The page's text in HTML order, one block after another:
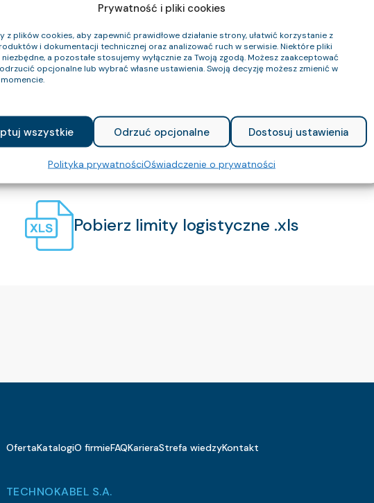
Prywatność i pliki cookies
z plików cookies, aby zapewnić prawidłowe działanie strony, ułatwić korzystanie z
i dokumentacji technicznej oraz analizować ruch w serwisie. Niektóre pliki
a pozostałe stosujemy wyłącznie za Twoją zgodą. Możesz zaakceptować
opcjonalne lub wybrać własne ustawienia. Swoją decyzję możesz zmienić w
wszystkie Odrzuć opcjonalne Dostosuj ustawienia
Polityka prywatnościOświadczenie o prywatności
grup kabli energetycznych,
grup kabli.
odcinków wynosi +/- 5%.
Pobierz limity logistyczne .xls
OfertaKatalogiO firmieFAQKarieraStrefa wiedzyKontakt
TECHNOKABEL S.A.